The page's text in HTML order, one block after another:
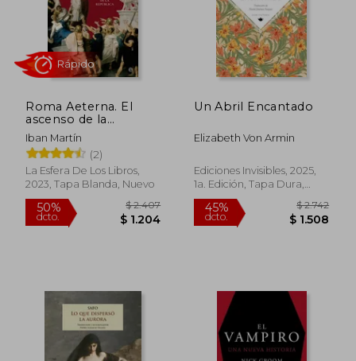
Roma Aeterna. El
ascenso de la
República
Iban Martín
(2)
La Esfera De Los Libros,
2023, Tapa Blanda, Nuevo
$ 2.407
Rápido
Un Abril Encantado
Elizabeth Von Armin
Ediciones Invisibles, 2025,
1a. Edición, Tapa Dura,
Nuevo
45%
dcto.